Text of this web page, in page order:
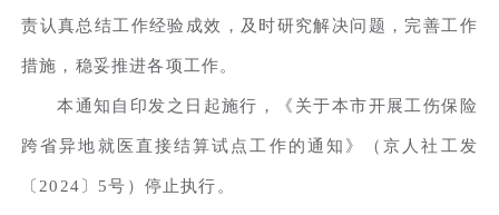
责认真总结工作经验成效，及时研究解决问题，完善工作
措施，稳妥推进各项工作。
本通知自印发之日起施行，《关于本市开展工伤保险
跨省异地就医直接结算试点工作的通知》（京人社工发
〔2024〕5号）停止执行。